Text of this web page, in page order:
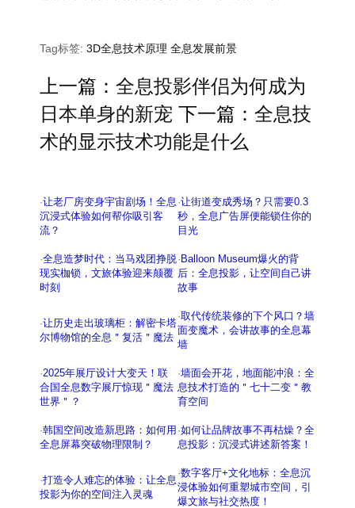
Tag标签: 3D全息技术原理 全息发展前景
上一篇： 全息投影伴侣为何成为
日本单身的新宠 下一篇： 全息技
术的显示技术功能是什么
·让老厂房变身宇宙剧场！全息
沉浸式体验如何帮你吸引客
流？
·让街道变成秀场？只需要0.3
秒，全息广告屏便能锁住你的
目光
·全息造梦时代：当马戏团挣脱
现实枷锁，文旅体验迎来颠覆
时刻
· Balloon Museum爆火的背
后：全息投影，让空间自己讲
故事
·让历史走出玻璃柜：解密卡塔
尔博物馆的全息＂复活＂魔法
·取代传统装修的下个风口？墙
面变魔术，会讲故事的全息幕
墙
·2025年展厅设计大变天！联
合国全息数字展厅惊现＂魔法
世界＂？
·墙面会开花，地面能冲浪：全
息技术打造的＂七十二变＂教
育空间
·韩国空间改造新思路：如何用
全息屏幕突破物理限制？
·如何让品牌故事不再枯燥？全
息投影：沉浸式讲述新答案！
·打造令人难忘的体验：让全息
投影为你的空间注入灵魂
·数字客厅+文化地标：全息沉
浸体验如何重塑城市空间，引
爆文旅与社交热度！